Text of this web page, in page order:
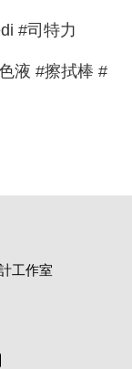
#司特力
液 #擦拭棒 #
工作室